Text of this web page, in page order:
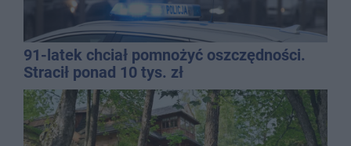
91-latek chciał pomnożyć oszczędności.
Stracił ponad 10 tys. zł